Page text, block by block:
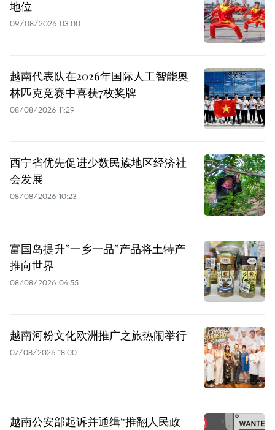
地位
09/08/2026 03:00
越南代表队在2026年国际人工智能奥
林匹克竞赛中喜获7枚奖牌
08/08/2026 11:29
西宁省优先促进少数民族地区经济社
会发展
08/08/2026 10:23
富国岛提升”一乡一品”产品将土特产
推向世界
08/08/2026 04:55
越南河粉文化欧洲推广之旅热闹举行
07/08/2026 18:00
越南公安部起诉并通缉“推翻人民政